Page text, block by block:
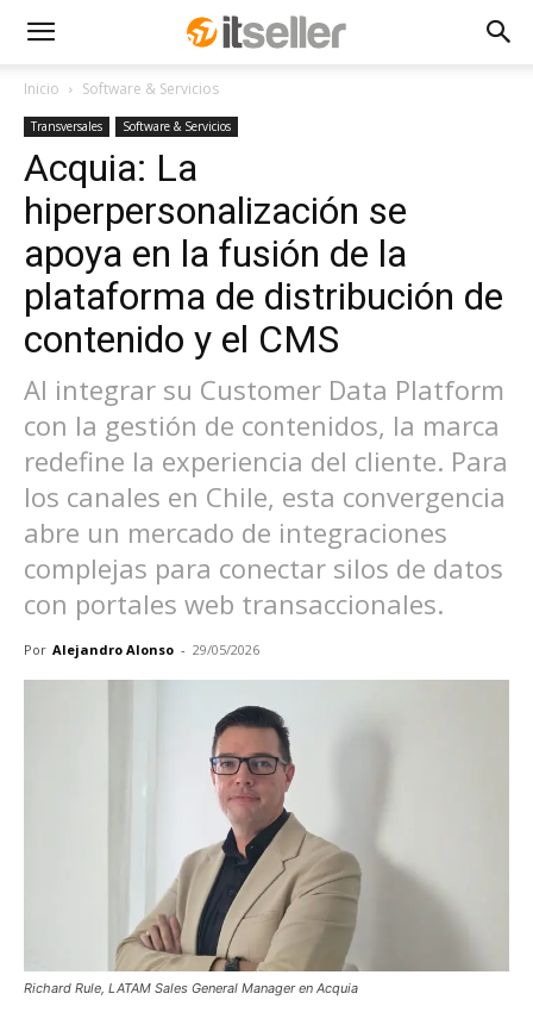
Inicio Software & Servicios
Transversales Software & Servicios
Acquia: La
hiperpersonalización se
apoya en la fusión de la
plataforma de distribución de
contenido y el CMS
Al integrar su Customer Data Platform
con la gestión de contenidos, la marca
redefine la experiencia del cliente. Para
los canales en Chile, esta convergencia
abre un mercado de integraciones
complejas para conectar silos de datos
con portales web transaccionales.
Por Alejandro Alonso - 29/05/2026
Richard Rule, LATAM Sales General Manager en Acquia